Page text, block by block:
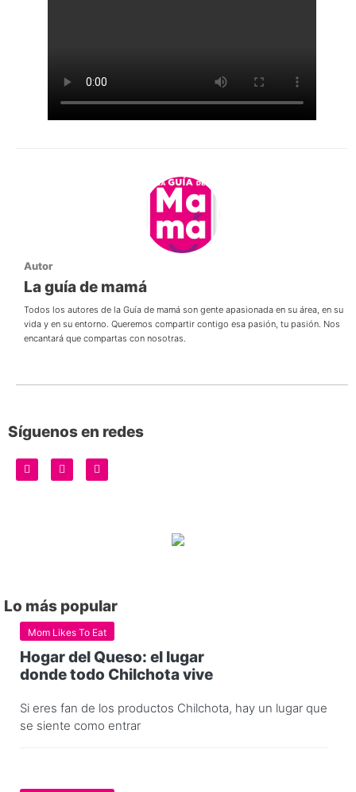
Autor
La guía de mamá
Todos los autores de la Guía de mamá son gente apasionada en su área, en su
vida y en su entorno. Queremos compartir contigo esa pasión, tu pasión. Nos
encantará que compartas con nosotras.
Síguenos en redes
Lo más popular
Mom Likes To Eat
Hogar del Queso: el lugar
donde todo Chilchota vive
Si eres fan de los productos Chilchota, hay un lugar que
se siente como entrar